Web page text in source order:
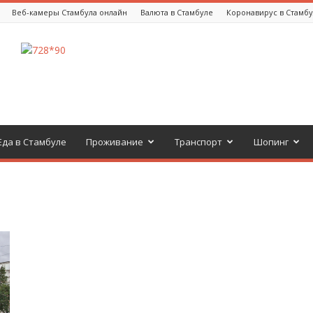
Веб-камеры Стамбула онлайн Валюта в Стамбуле Коронавирус в
в Стамбуле Проживание Транспорт Шопинг